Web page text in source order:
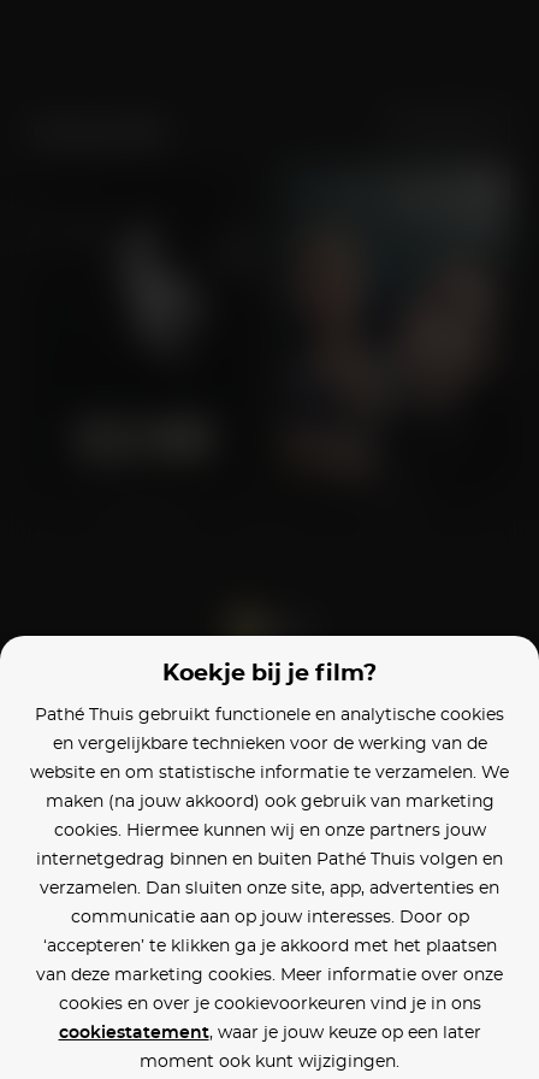
Koekje bij je film?
Pathé Thuis gebruikt functionele en analytische cookies
en vergelijkbare technieken voor de werking van de
website en om statistische informatie te verzamelen. We
maken (na jouw akkoord) ook gebruik van marketing
cookies. Hiermee kunnen wij en onze partners jouw
internetgedrag binnen en buiten Pathé Thuis volgen en
verzamelen. Dan sluiten onze site, app, advertenties en
communicatie aan op jouw interesses. Door op
‘accepteren’ te klikken ga je akkoord met het plaatsen
van deze marketing cookies. Meer informatie over onze
cookies en over je cookievoorkeuren vind je in ons
cookiestatement, waar je jouw keuze op een later
moment ook kunt wijzigingen.
Klantenservice
Betaalinstellingen
Cookie voorkeuren
Over Pathé Thuis
Bioscopen
CVD